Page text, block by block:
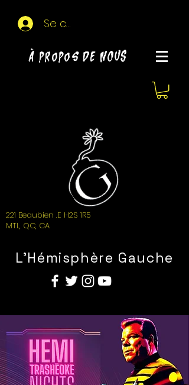
Se connecter
À propos de NOUS
221 Beaubien .E H2S 1R5
MTL, QC, CA
L'Hémisphère Gauche